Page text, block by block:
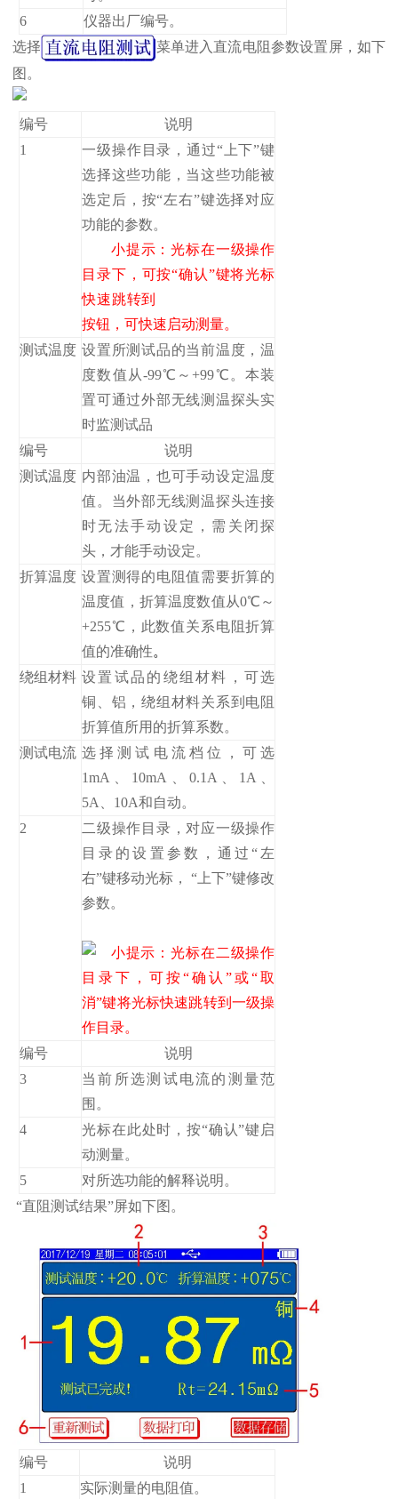
6
仪器出厂编号。
选择
菜单进入直流电阻参数设置屏，如下
图。
编号
说明
1
一级操作目录，通过“上下”键
选择这些功能，当这些功能被
选定后，按“左右”键选择对应
功能的参数。
小提示：光标在一级操作
目录下，可按“确认”键将光标
快速跳转到
按钮，可快速启动测量。
测试温度 设置所测试品的当前温度，温
度数值从-99℃～+99℃。本装
置可通过外部无线测温探头实
时监测试品
编号
说明
测试温度 内部油温，也可手动设定温度
值。当外部无线测温探头连接
时无法手动设定，需关闭探
头，才能手动设定。
折算温度 设置测得的电阻值需要折算的
温度值，折算温度数值从0℃～
+255℃，此数值关系电阻折算
值的准确性。
绕组材料 设置试品的绕组材料，可选
铜、铝，绕组材料关系到电阻
折算值所用的折算系数。
测试电流 选择测试电流档位，可选
1mA、10mA、0.1A、1A、
5A、10A和自动。
2
二级操作目录，对应一级操作
目录的设置参数，通过“左
右”键移动光标， “上下”键修改
参数。
小提示：光标在二级操作
目录下，可按“确认”或“取
消”键将光标快速跳转到一级操
作目录。
编号
说明
3
当前所选测试电流的测量范
围。
4
光标在此处时，按“确认”键启
动测量。
5
对所选功能的解释说明。
“直阻测试结果”屏如下图。
编号
说明
1
实际测量的电阻值。